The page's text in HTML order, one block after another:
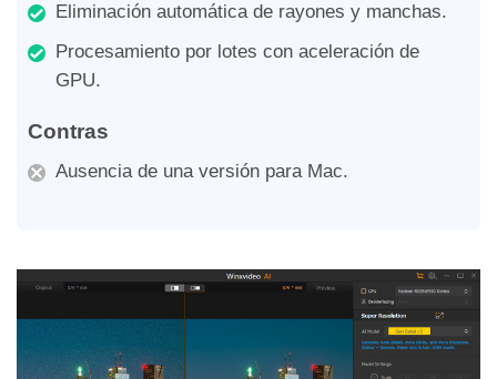
Eliminación automática de rayones y manchas.
Procesamiento por lotes con aceleración de
GPU.
Contras
Ausencia de una versión para Mac.